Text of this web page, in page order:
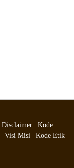
Disclaimer | Kode
| Visi Misi | Kode Etik